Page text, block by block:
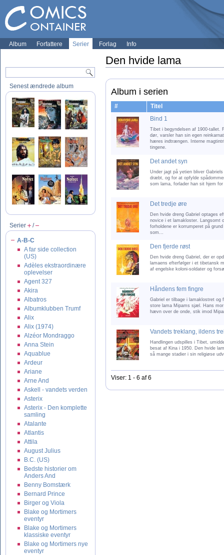
Album Forfattere Serier Forlag Info
Senest ændrede album
Serier /
A-B-C
A far side collection
(US)
Adèles ekstraordinære
oplevelser
Agent 327
Akira
Albatros
Albumklubben Trumf
Alix
Alix (1974)
Alzéor Mondraggo
Anna Stein
Aquablue
Ardeur
Ariane
Arne And
Askell - vandets verden
Asterix
Asterix - Den komplette
samling
Atalante
Atlantis
Attila
August Julius
B.C. (US)
Bedste historier om
Anders And
Benny Bomstærk
Bernard Prince
Birger og Viola
Blake og Mortimers
eventyr
Blake og Mortimers
klassiske eventyr
Blake og Mortimers nye
eventyr
Den hvide lama
Album i serien
#
Titel
Bind 1
Tibet i begyndelsen af 1900-tallet.
dør, varsler han sin egen
hæres indtrængen. Interne
tingene.
Det andet syn
Under jagt på yetien bliver
dræbt, og for at opfylde
som lama, forlader han sit hjem
Det tredje øre
Den hvide dreng Gabriel optages
novice i et lamakloster. Langsomt
forholdene er korrumperet på
som...
Den fjerde røst
Den hvide dreng Gabriel, der er
lamaens efterfølger i et tibetansk
af engelske koloni-soldater og
Håndens fem fingre
Gabriel er tilbage i lamaklostret og
store lama Mipams sjæl. Hans
hævn over de onde, stik imod
Vandets treklang, ildens
Handlingen udspilles i Tibet,
besat af Kina i 1950. Den hvide
så mange stadier i sin religiøse
Viser: 1 - 6 af 6